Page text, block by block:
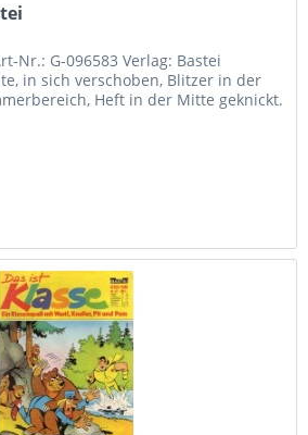
Nr.: G-096583 Verlag: Bastei
in sich verschoben, Blitzer in der
Heft in der Mitte geknickt.